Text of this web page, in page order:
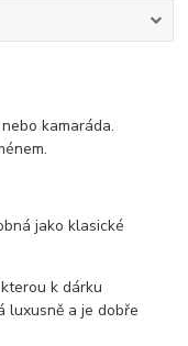
kamaráda.
jako klasické
k dárku
luxusně a je dobře